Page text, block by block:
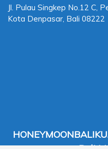
Jl. Pulau Singkep No.12 C,
Kota Denpasar, Bali 08222